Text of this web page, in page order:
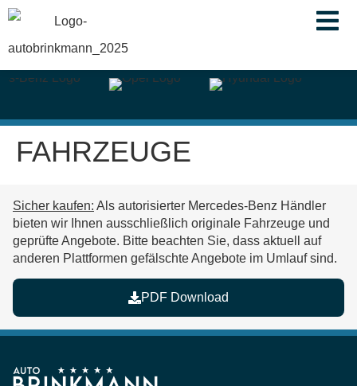
FAHRZEUGE
Sicher kaufen: Als autorisierter Mercedes-Benz Händler
bieten wir Ihnen ausschließlich originale Fahrzeuge und
geprüfte Angebote. Bitte beachten Sie, dass aktuell auf
anderen Plattformen gefälschte Angebote im Umlaufsind.
PDF Download